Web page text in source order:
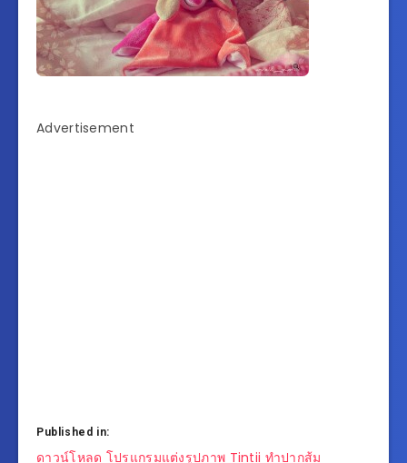
Advertisement
Published in:
แนะแนว
ดาวน์โหลด โปรแกรมแต่งรูปภาพ Tintii ทำปากส้ม